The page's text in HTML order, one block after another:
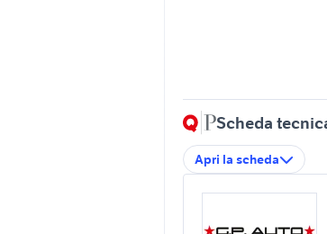
Scheda
Apri la scheda